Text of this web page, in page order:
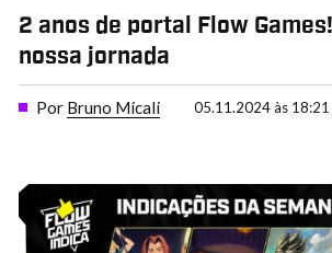
2 anos de portal Flow
nossa jornada
Por Bruno Micali 05.11.2024 às 18:21